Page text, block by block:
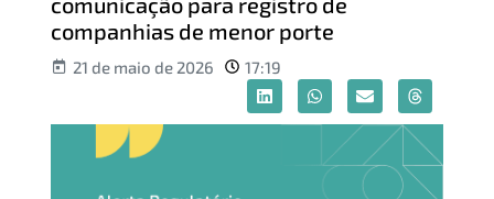
companhias de menor porte
21 de maio de 2026 17:19